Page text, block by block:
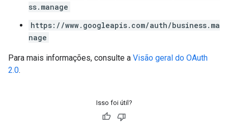
ss.manage
https://www.googleapis.com/auth/business.ma
nage
Para mais informações, consulte a Visão geral do OAuth
2.0.
Isso foi útil?